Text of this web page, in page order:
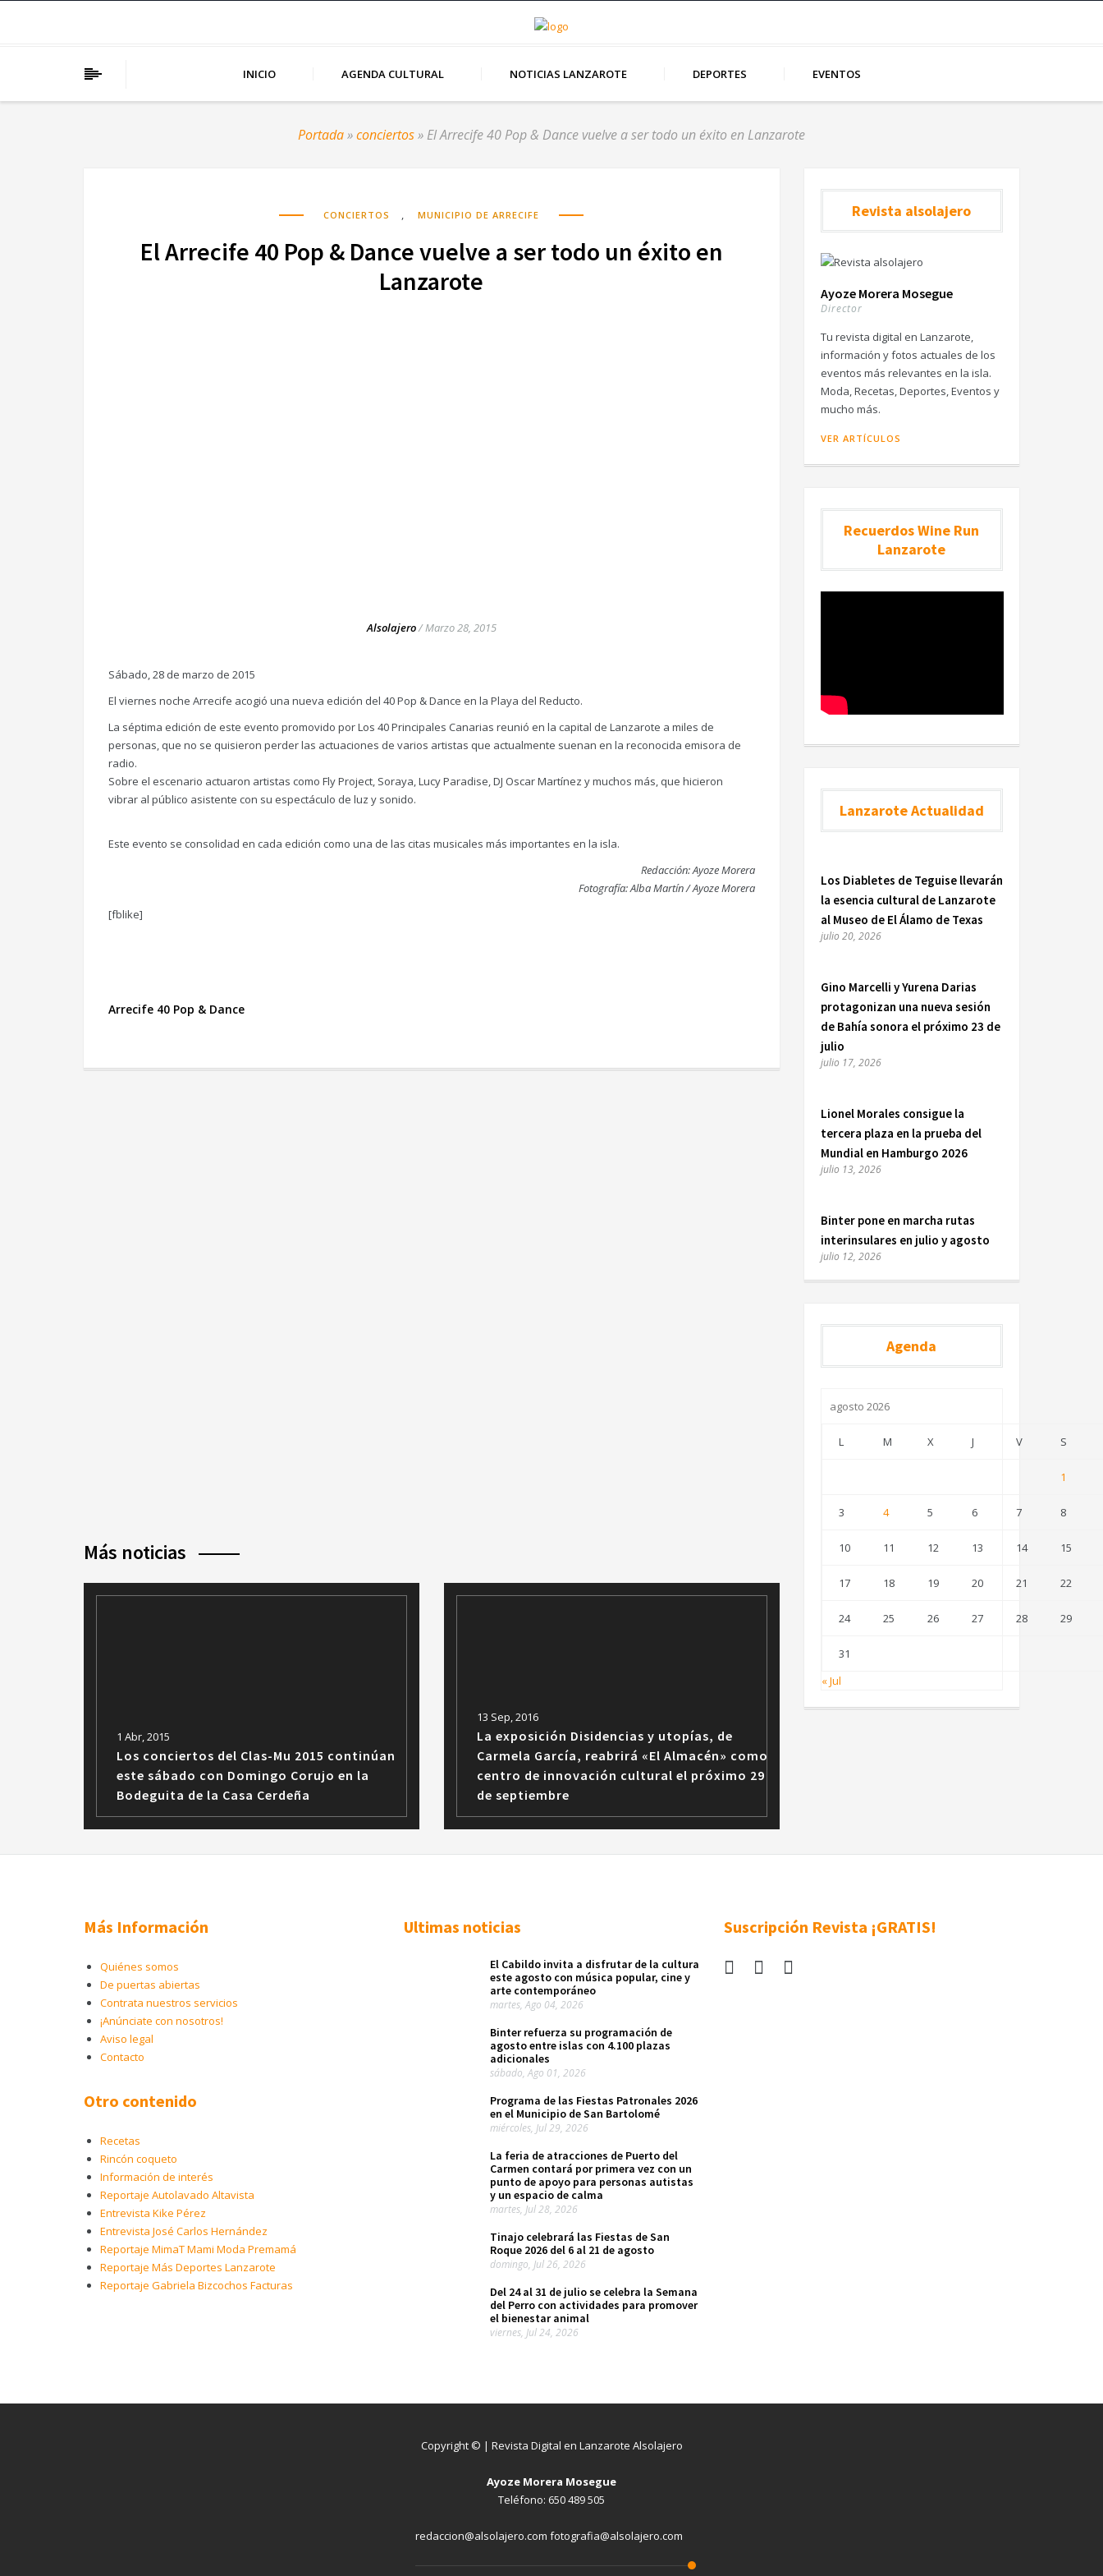
INICIO AGENDA CULTURAL NOTICIAS LANZAROTE DEPORTES EVENTOS
Portada»conciertos» El Arrecife 40 Pop & Dance vuelve a ser todo un éxito en Lanzarote
CONCIERTOS , MUNICIPIO DE ARRECIFE
El Arrecife 40 Pop & Dance vuelve a ser todo un éxito en
Lanzarote
Alsolajero/Marzo 28, 2015
Sábado, 28 de marzo de 2015
El viernes noche Arrecife acogió una nueva edición del 40 Pop & Dance en la Playa del Reducto.
La séptima edición de este evento promovido por Los 40 Principales Canarias reunió en la capital de Lanzarote a miles de
personas, que no se quisieron perder las actuaciones de varios artistas que actualmente suenan en la reconocida emisora de
radio.
Sobre el escenario actuaron artistas como Fly Project, Soraya, Lucy Paradise, DJ Oscar Martínez y muchos más, que hicieron
vibrar al público asistente con su espectáculo de luz y sonido.
Este evento se consolidad en cada edición como una de las citas musicales más importantes en la isla.
Redacción: Ayoze Morera
Fotografía: Alba Martín / Ayoze Morera
[fblike]
Arrecife 40 Pop & Dance
Más noticias
1 Abr, 2015
Los conciertos del Clas-Mu 2015 continúan
este sábado con Domingo Corujo en la
Bodeguita de la Casa Cerdeña
13 Sep, 2016
La exposición Disidencias y utopías, de
Carmela García, reabrirá «El Almacén» como
centro de innovación cultural el próximo 29
de septiembre
Revista alsolajero
Ayoze Morera Mosegue
Director
Tu revista digital en Lanzarote,
información y fotos actuales de los
eventos más relevantes en la isla.
Moda, Recetas, Deportes, Eventos y
mucho más.
VER ARTÍCULOS
Recuerdos Wine Run
Lanzarote
Lanzarote Actualidad
Los Diabletes de Teguise llevarán
la esencia cultural de Lanzarote
al Museo de El Álamo de Texas
julio 20, 2026
Gino Marcelli y Yurena Darias
protagonizan una nueva sesión
de Bahía sonora el próximo 23 de
julio
julio 17, 2026
Lionel Morales consigue la
tercera plaza en la prueba del
Mundial en Hamburgo 2026
julio 13, 2026
Binter pone en marcha rutas
interinsulares en julio y agosto
julio 12, 2026
Agenda
agosto 2026
L M X J V S
1
3 4 5 6 7 8
10 11 12 13 14 15
17 18 19 20 21 22
24 25 26 27 28 29
31
« Jul
Más Información
Quiénes somos
De puertas abiertas
Contrata nuestros servicios
¡Anúnciate con nosotros!
Aviso legal
Contacto
Otro contenido
Recetas
Rincón coqueto
Información de interés
Reportaje Autolavado Altavista
Entrevista Kike Pérez
Entrevista José Carlos Hernández
Reportaje MimaT Mami Moda Premamá
Reportaje Más Deportes Lanzarote
Reportaje Gabriela Bizcochos Facturas
Ultimas noticias
El Cabildo invita a disfrutar de la cultura
este agosto con música popular, cine y
arte contemporáneo
martes, Ago 04, 2026
Binter refuerza su programación de
agosto entre islas con 4.100 plazas
adicionales
sábado, Ago 01, 2026
Programa de las Fiestas Patronales 2026
en el Municipio de San Bartolomé
miércoles, Jul 29, 2026
La feria de atracciones de Puerto del
Carmen contará por primera vez con un
punto de apoyo para personas autistas
y un espacio de calma
martes, Jul 28, 2026
Tinajo celebrará las Fiestas de San
Roque 2026 del 6 al 21 de agosto
domingo, Jul 26, 2026
Del 24 al 31 de julio se celebra la Semana
del Perro con actividades para promover
el bienestar animal
viernes, Jul 24, 2026
Suscripción Revista ¡GRATIS!
Copyright © | Revista Digital en Lanzarote Alsolajero
Ayoze Morera Mosegue
Teléfono: 650 489 505
redaccion@alsolajero.com fotografia@alsolajero.com